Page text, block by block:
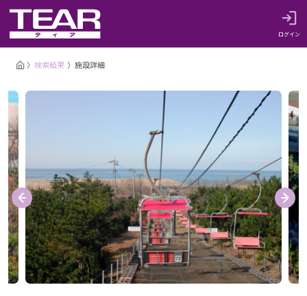
ログイン
検索結果 施設詳細